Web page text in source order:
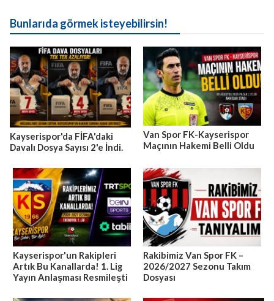
Bunlarıda görmek isteyebilirsin!
Kayserispor'da FİFA'daki
Davalı Dosya Sayısı 2'e İndi.
Van Spor FK-Kayserispor
Maçının Hakemi Belli Oldu
Kayserispor'un Rakipleri
Artık Bu Kanallarda! 1. Lig
Yayın Anlaşması Resmileşti
Rakibimiz Van Spor FK –
2026/2027 Sezonu Takım
Dosyası